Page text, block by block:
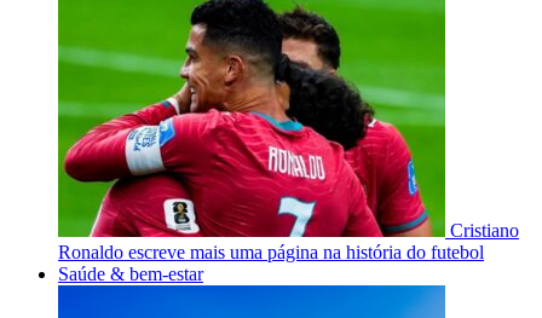
Cristiano
Ronaldo escreve mais uma página na história do futebol
Saúde & bem-estar